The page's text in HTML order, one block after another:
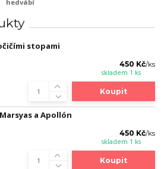
hedvábí
stopami
450 Kč/ks
skladem 1 ks
Koupit
a Apollón
450 Kč/ks
skladem 1 ks
Koupit